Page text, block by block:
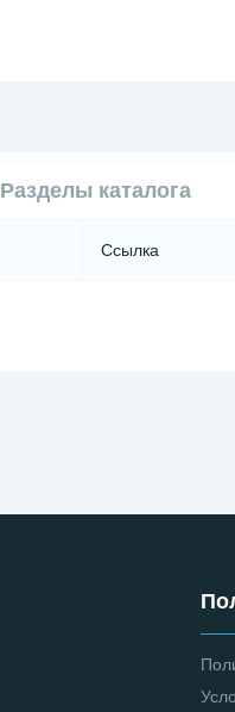
Разделы каталога
Ссылка